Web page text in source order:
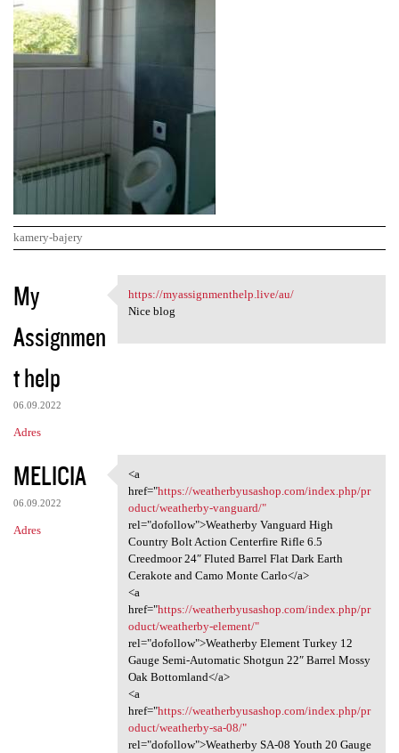
kamery-bajery
K
o
m
n
t
a
r
z
e
My
Assignmen
t help
06.09.2022
Adres
https://myassignmenthelp.live
https://myassignmenthelp.live/au/
Nice blog
MELICIA
06.09.2022
Adres
<a href="https:/
<a
href="https://weatherbyusashop.com/index.php/pr
oduct/weatherby-vanguard/"
rel="dofollow">Weatherby Vanguard High
Country Bolt Action Centerfire Rifle 6.5
Creedmoor 24″ Fluted Barrel Flat Dark Earth
Cerakote and Camo Monte Carlo</a>
<a
href="https://weatherbyusashop.com/index.php/pr
oduct/weatherby-element/"
rel="dofollow">Weatherby Element Turkey 12
Gauge Semi-Automatic Shotgun 22″ Barrel Mossy
Oak Bottomland</a>
<a
href="https://weatherbyusashop.com/index.php/pr
oduct/weatherby-sa-08/"
rel="dofollow">Weatherby SA-08 Youth 20 Gauge